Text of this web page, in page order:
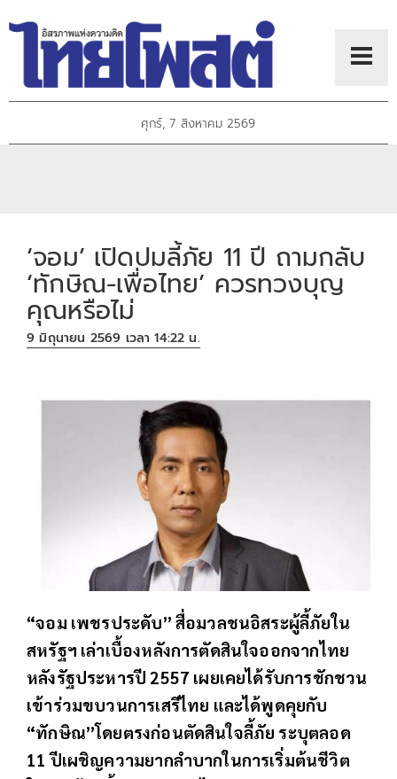
ศุกร์, 7 สิงหาคม 2569
‘จอม’ เปิดปมลี้ภัย 11 ปี ถามกลับ
‘ทักษิณ-เพื่อไทย’ ควรทวงบุญ
คุณหรือไม่
9 มิถุนายน 2569 เวลา 14:22 น.
“จอม เพชรประดับ” สื่อมวลชนอิสระผู้ลี้ภัยใน
สหรัฐฯ เล่าเบื้องหลังการตัดสินใจออกจากไทย
หลังรัฐประหารปี 2557 เผยเคยได้รับการชักชวน
เข้าร่วมขบวนการเสรีไทย และได้พูดคุยกับ
“ทักษิณ”โดยตรงก่อนตัดสินใจลี้ภัย ระบุตลอด
11 ปีเผชิญความยากลำบากในการเริ่มต้นชีวิต